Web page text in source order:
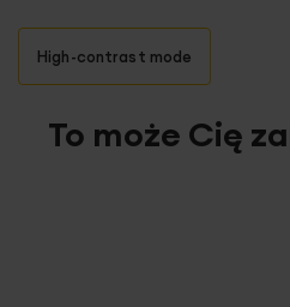
High-contrast mode
To może Cię